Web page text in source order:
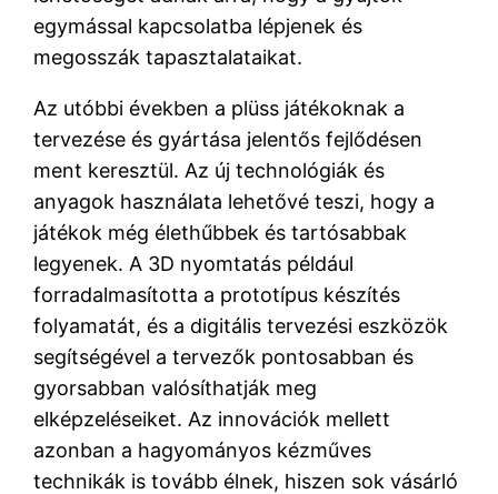
egymással kapcsolatba lépjenek és
megosszák tapasztalataikat.
Az utóbbi években a plüss játékoknak a
tervezése és gyártása jelentős fejlődésen
ment keresztül. Az új technológiák és
anyagok használata lehetővé teszi, hogy a
játékok még élethűbbek és tartósabbak
legyenek. A 3D nyomtatás például
forradalmasította a prototípus készítés
folyamatát, és a digitális tervezési eszközök
segítségével a tervezők pontosabban és
gyorsabban valósíthatják meg
elképzeléseiket. Az innovációk mellett
azonban a hagyományos kézműves
technikák is tovább élnek, hiszen sok vásárló